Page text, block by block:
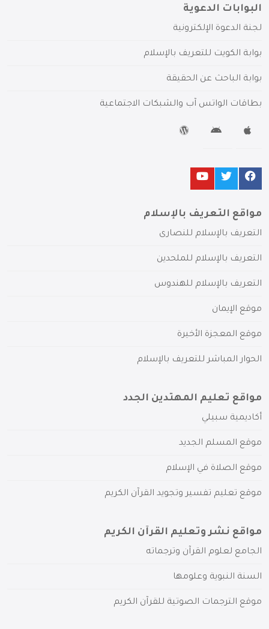
البوابات الدعوية
لجنة الدعوة الإلكترونية
بوابة الكويت للتعريف بالإسلام
بوابة الباحث عن الحقيقة
بطاقات الواتس آب والشبكات الاجتماعية
مواقع التعريف بالإسلام
التعريف بالإسلام للنصارى
التعريف بالإسلام للملحدين
التعريف بالإسلام للهندوس
موقع الإيمان
موقع المعجزة الأخيرة
الحوار المباشر للتعريف بالإسلام
مواقع تعليم المهتدين الجدد
أكاديمية سبيلي
موقع المسلم الجديد
موقع الصلاة في الإسلام
موقع تعليم تفسير وتجويد القرآن الكريم
مواقع نشر وتعليم القرآن الكريم
الجامع لعلوم القرآن وترجماته
السنة النبوية وعلومها
موقع الترجمات الصوتية للقرآن الكريم